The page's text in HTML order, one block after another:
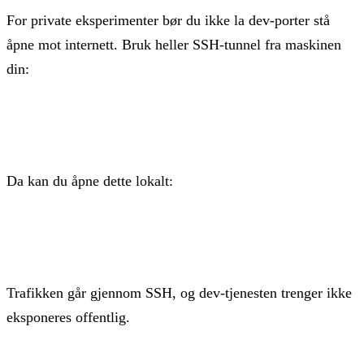
For private eksperimenter bør du ikke la dev-porter stå
åpne mot internett. Bruk heller SSH-tunnel fra maskinen
din:
Da kan du åpne dette lokalt:
Trafikken går gjennom SSH, og dev-tjenesten trenger ikke
eksponeres offentlig.